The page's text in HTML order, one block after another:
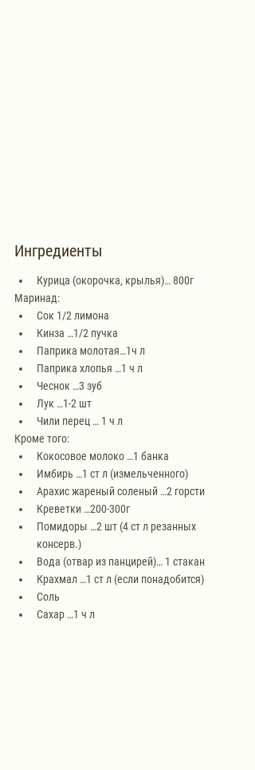
Ингредиенты
Курица (окорочка, крылья)… 800г
Маринад:
Сок 1/2 лимона
Кинза …1/2 пучка
Паприка молотая…1ч л
Паприка хлопья …1 ч л
Чеснок …3 зуб
Лук …1-2 шт
Чили перец … 1 ч л
Кроме того:
Кокосовое молоко …1 банка
Имбирь …1 ст л (измельченного)
Арахис жареный соленый …2 горсти
Креветки …200-300г
Помидоры …2 шт (4 ст л резанных
консерв.)
Вода (отвар из панцирей)… 1 стакан
Крахмал …1 ст л (если понадобится)
Соль
Сахар …1 ч л